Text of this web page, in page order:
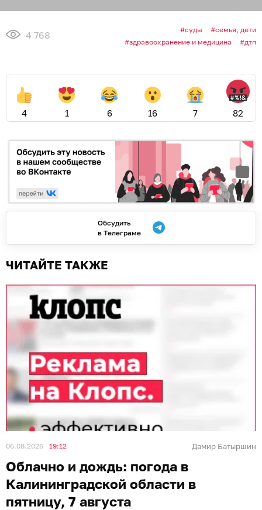
4 768 суды
семья, дети
здравоохранение и медицина
дтп
4 1 6 16 7 82
Обсудить
в Телеграме
ЧИТАЙТЕ ТАКЖЕ
06.08.2026 19:12 Дамир Батыршин
Облачно и дождь: погода в
Калининградской области в
пятницу, 7 августа